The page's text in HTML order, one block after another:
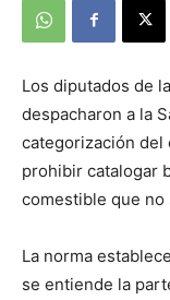
Los diputados de
despacharon a la
categorización del
prohibir catalogar
comestible que no
La norma
se entiende la